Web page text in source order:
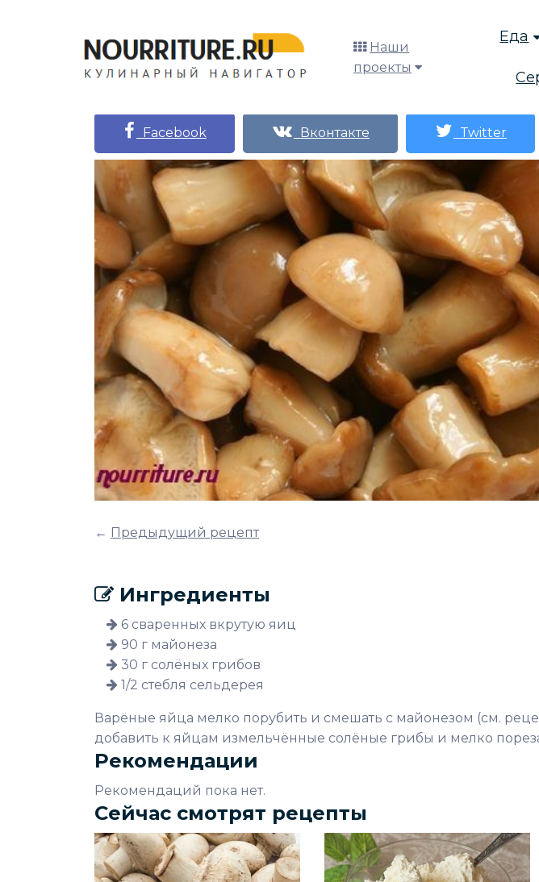
Наши
проекты
Еда
Facebook Вконтакте Twitter
← Предыдущий рецепт
Ингредиенты
6 сваренных вкрутую яиц
90 г майонеза
30 г солёных грибов
1/2 стебля сельдерея
Варёные яйца мелко порубить и смешать с майонезом (см.
добавить к яйцам измельчённые солёные грибы и мелко
Рекомендации
Рекомендаций пока нет.
Сейчас смотрят рецепты